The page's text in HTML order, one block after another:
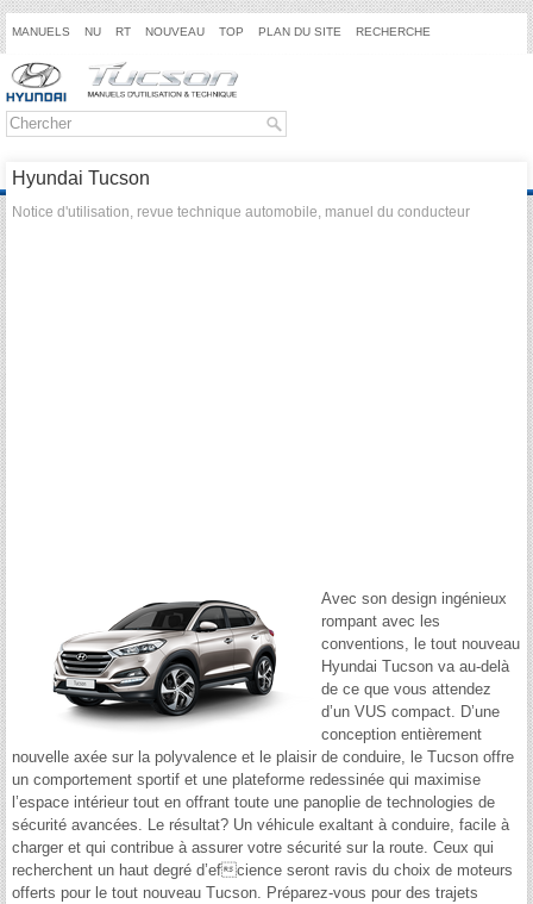
MANUELS NU RT NOUVEAU TOP PLAN DU SITE RECHERCHE
Hyundai Tucson
Notice d'utilisation, revue technique automobile, manuel du conducteur
Avec son design ingénieux
rompant avec les
conventions, le tout nouveau
Hyundai Tucson va au-delà
de ce que vous attendez
d’un VUS compact. D’une
conception entièrement
nouvelle axée sur la polyvalence et le plaisir de conduire, le Tucson offre
un comportement sportif et une plateforme redessinée qui maximise
l’espace intérieur tout en offrant toute une panoplie de technologies de
sécurité avancées. Le résultat? Un véhicule exaltant à conduire, facile à
charger et qui contribue à assurer votre sécurité sur la route. Ceux qui
recherchent un haut degré d’efcience seront ravis du choix de moteurs
offerts pour le tout nouveau Tucson. Préparez-vous pour des trajets